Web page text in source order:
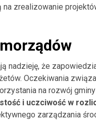
zrealizowanie
nadzieję, że
Oczekiwania
na rozwój
i uczciwość w
zarządzania